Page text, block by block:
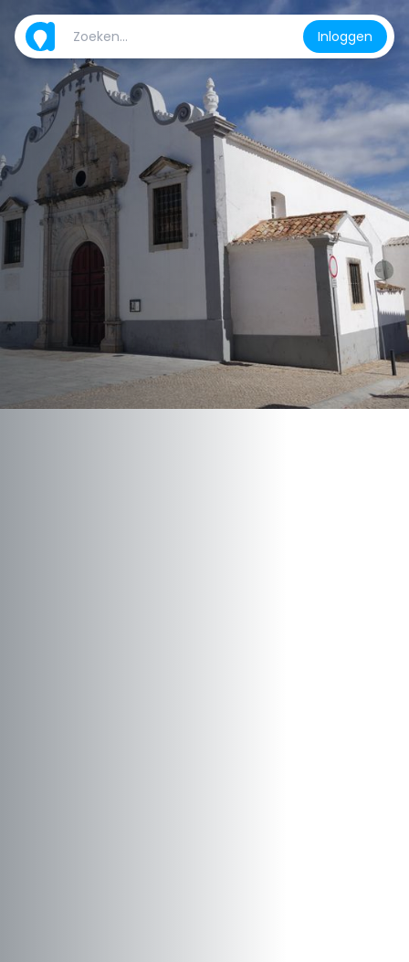
Inloggen